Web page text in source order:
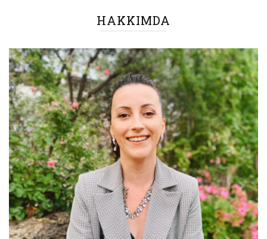
HAKKIMDA